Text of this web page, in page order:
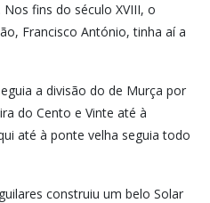
fins do século XVIII, o
Francisco António, tinha aí a
a divisão do de Murça por
do Cento e Vinte até à
até à ponte velha seguia todo
construiu um belo Solar